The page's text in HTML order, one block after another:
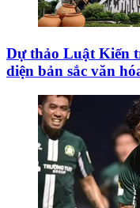
Dự thảo Luật Kiến
diện bản sắc văn